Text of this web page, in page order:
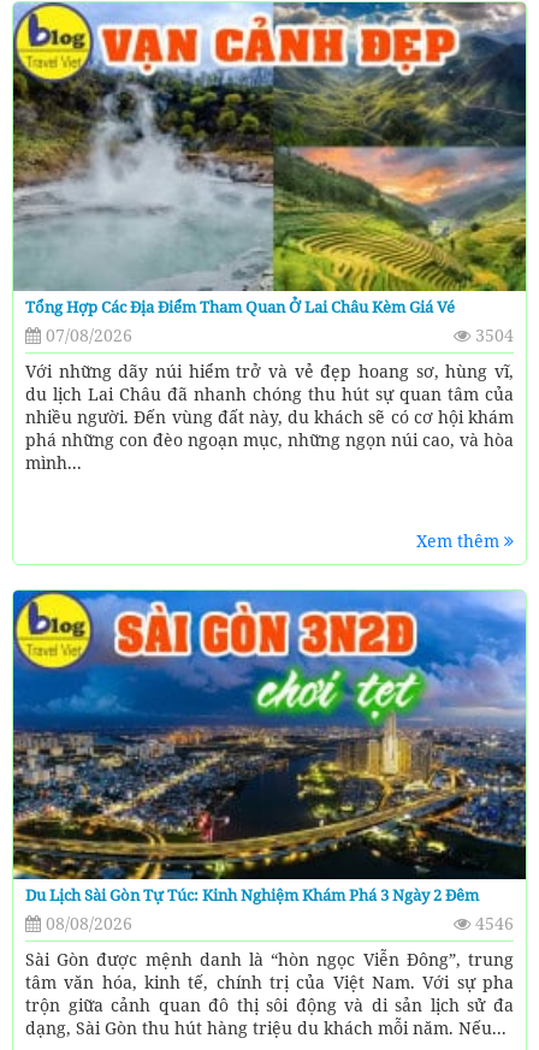
Tổng Hợp Các Địa Điểm Tham Quan Ở Lai Châu Kèm Giá Vé
07/08/2026
3504
Với những dãy núi hiểm trở và vẻ đẹp hoang sơ, hùng vĩ,
du lịch Lai Châu đã nhanh chóng thu hút sự quan tâm của
nhiều người. Đến vùng đất này, du khách sẽ có cơ hội khám
phá những con đèo ngoạn mục, những ngọn núi cao, và hòa
mình...
Xem thêm
Du Lịch Sài Gòn Tự Túc: Kinh Nghiệm Khám Phá 3 Ngày 2 Đêm
08/08/2026
4546
Sài Gòn được mệnh danh là “hòn ngọc Viễn Đông”, trung
tâm văn hóa, kinh tế, chính trị của Việt Nam. Với sự pha
trộn giữa cảnh quan đô thị sôi động và di sản lịch sử đa
dạng, Sài Gòn thu hút hàng triệu du khách mỗi năm. Nếu...